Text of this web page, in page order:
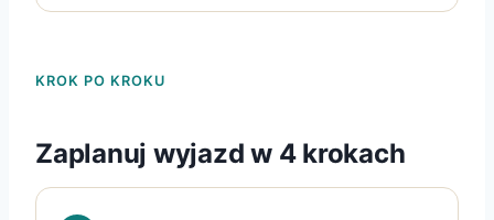
KROK PO KROKU
Zaplanuj wyjazd w 4 krokach